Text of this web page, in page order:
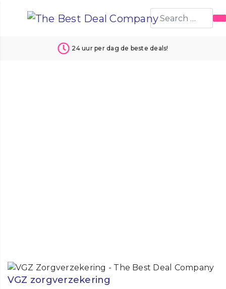
24 uur per dag de beste deals!
VGZ zorgverzekering